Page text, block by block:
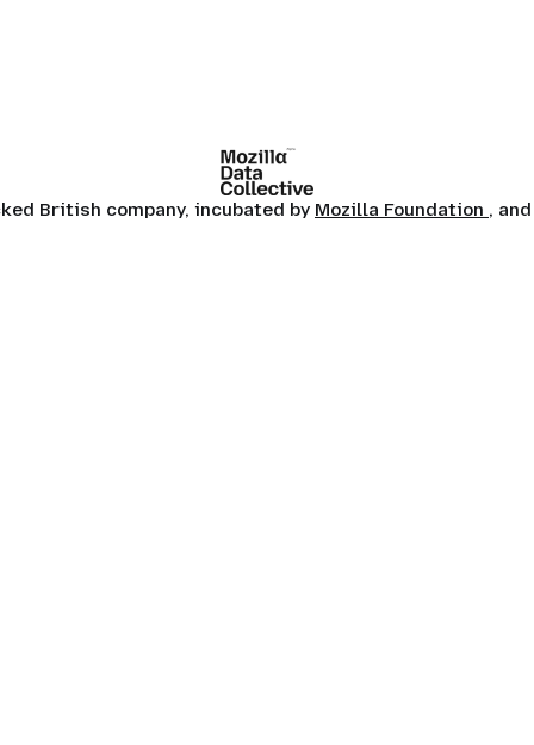
British company, incubated by Mozilla Foundation ,